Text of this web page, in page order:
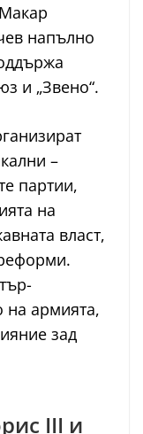
напълно
и „Звено“.
–
партии,
на
власт,
на армията,
зад
III и